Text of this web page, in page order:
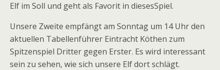
Elf im Soll und geht als Favorit in diesesSpiel.
Unsere Zweite empfängt am Sonntag um 14 Uhr den
aktuellen Tabellenführer Eintracht Köthen zum
Spitzenspiel Dritter gegen Erster. Es wird interessant
sein zu sehen, wie sich unsere Elf dort schlägt.